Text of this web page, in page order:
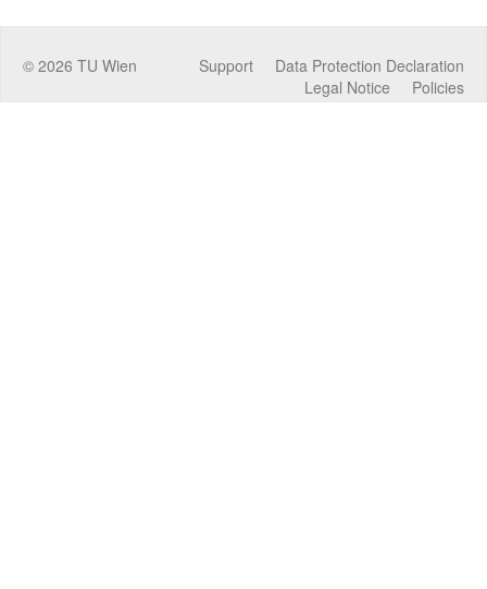
© 2026 TU Wien Data Protection Declaration
Support
Policies
Legal Notice